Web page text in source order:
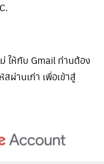
ให้กับ Gmail ท่านต้อง
สผ่านเก่า เพื่อเข้าสู่